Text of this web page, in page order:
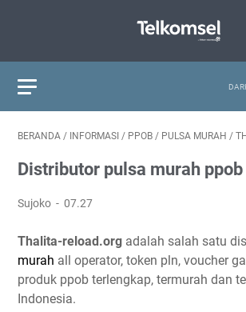
BERANDA / INFORMASI / PPOB / PULSA MURAH /
Distributor pulsa murah
Sujoko 07.27
Thalita-reload.org adalah salah satu
murah all operator, token pln, voucher
produk ppob terlengkap, termurah dan
Indonesia.